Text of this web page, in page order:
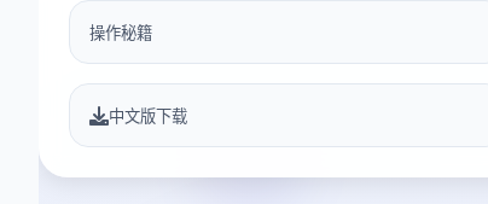
操作秘籍
中文版下载